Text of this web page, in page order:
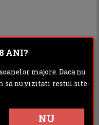
ANI?
majore. Daca nu
sa nu vizitati restul site-
NU